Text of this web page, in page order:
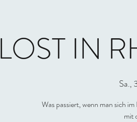
LOST IN
Sa.,
Was passiert, wenn man sich
mit